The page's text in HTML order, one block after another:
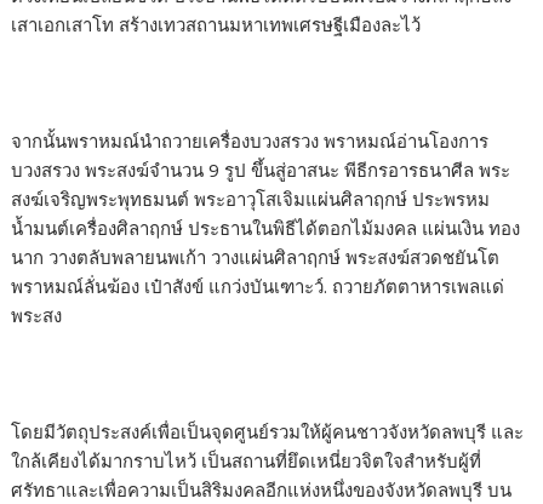
เสาเอกเสาโท สร้างเทวสถานมหาเทพเศรษฐีเมืองละไว้
จากนั้นพราหมณ์นำถวายเครื่องบวงสรวง พราหมณ์อ่านโองการ
บวงสรวง พระสงฆ์จำนวน 9 รูป ขึ้นสู่อาสนะ พีธีกรอารธนาศีล พระ
สงฆ์เจริญพระพุทธมนต์ พระอาวุโสเจิมแผ่นศิลาฤกษ์ ประพรหม
น้ำมนต์เครื่องศิลาฤกษ์ ประธานในพิธีได้ตอกไม้มงคล แผ่นเงิน ทอง
นาก วางตลับพลายนพเก้า วางแผ่นศิลาฤกษ์ พระสงฆ์สวดชยันโต
พราหมณ์ลั่นฆ้อง เป๋าสังข์ แกว่งบันเฑาะว์. ถวายภัตตาหารเพลแด่
พระสง
โดยมีวัตถุประสงค์เพื่อเป็นจุดศูนย์รวมให้ผู้คนชาวจังหวัดลพบุรี และ
ใกล้เคียงได้มากราบไหว้ เป็นสถานที่ยึดเหนี่ยวจิตใจสำหรับผู้ที่
ศรัทธาและเพื่อความเป็นสิริมงคลอีกแห่งหนึ่งของจังหวัดลพบุรี บน